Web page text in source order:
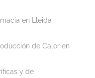
en Lleida
de Calor en
y de